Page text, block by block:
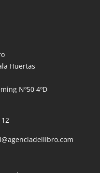
Huertas
Nº50 4ºD